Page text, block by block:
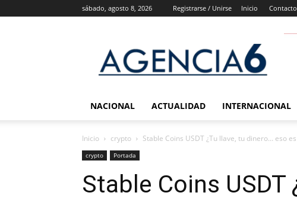
sábado, agosto 8, 2026 Registrarse / Unirse Inicio Contacto
6
Noticias
NACIONAL ACTUALIDAD INTERNACIONAL
Inicio crypto Stable Coins USDT ¿Tu llave, tu dinero… eso
crypto Portada
Stable Coins USDT